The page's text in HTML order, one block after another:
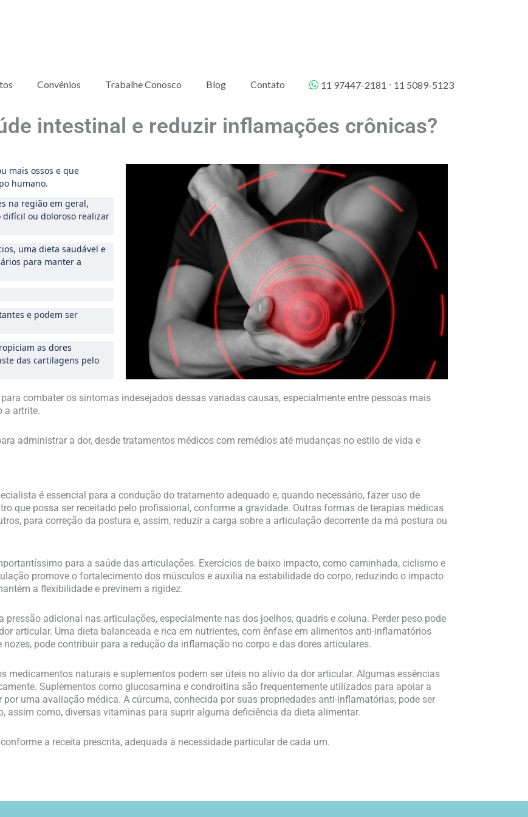
Convênios Trabalhe Conosco Blog Contato 11 97447-2181 - 11 5089-5123
intestinal e reduzir inflamações crônicas?
mais ossos e que
humano.
na região em geral,
ou doloroso realizar
uma dieta saudável e
para manter a
e podem ser
as dores
das cartilagens pelo
combater os sintomas indesejados dessas variadas causas, especialmente entre pessoas mais
a artrite.
administrar a dor, desde tratamentos médicos com remédios até mudanças no estilo de vida e
é essencial para a condução do tratamento adequado e, quando necessário, fazer uso de
que possa ser receitado pelo profissional, conforme a gravidade. Outras formas de terapias médicas
para correção da postura e, assim, reduzir a carga sobre a articulação decorrente da má postura ou
para a saúde das articulações. Exercícios de baixo impacto, como caminhada, ciclismo e
promove o fortalecimento dos músculos e auxilia na estabilidade do corpo, reduzindo o impacto
a flexibilidade e previnem a rigidez.
pressão adicional nas articulações, especialmente nas dos joelhos, quadris e coluna. Perder peso pode
articular. Uma dieta balanceada e rica em nutrientes, com ênfase em alimentos anti-inflamatórios
pode contribuir para a redução da inflamação no corpo e das dores articulares.
medicamentos naturais e suplementos podem ser úteis no alívio da dor articular. Algumas essências
Suplementos como glucosamina e condroitina são frequentemente utilizados para apoiar a
uma avaliação médica. A cúrcuma, conhecida por suas propriedades anti-inflamatórias, pode ser
assim como, diversas vitaminas para suprir alguma deficiência da dieta alimentar.
a receita prescrita, adequada à necessidade particular de cada um.